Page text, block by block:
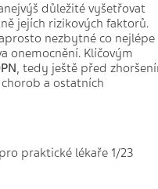
důležité vyšetřovat
jejích rizikových faktorů.
nezbytné co nejlépe
onemocnění. Klíčovým
, tedy ještě před
a ostatních
praktické lékaře 1/23